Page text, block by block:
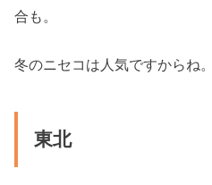
合も。
冬のニセコは人気ですからね。
東北